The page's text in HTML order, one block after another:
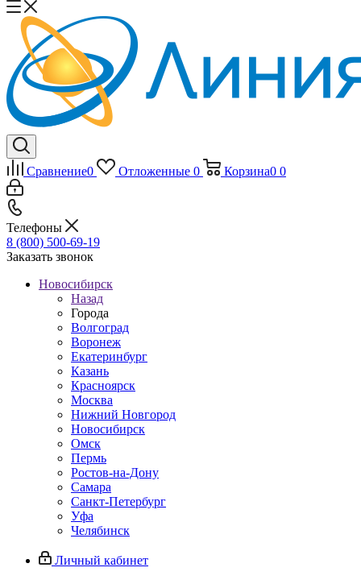
Сравнение0 Отложенные 0 Корзина0 0
Телефоны
8 (800) 500-69-19
Заказать звонок
Новосибирск
Назад
Города
Волгоград
Воронеж
Екатеринбург
Казань
Красноярск
Москва
Нижний Новгород
Новосибирск
Омск
Пермь
Ростов-на-Дону
Самара
Санкт-Петербург
Уфа
Челябинск
Личный кабинет